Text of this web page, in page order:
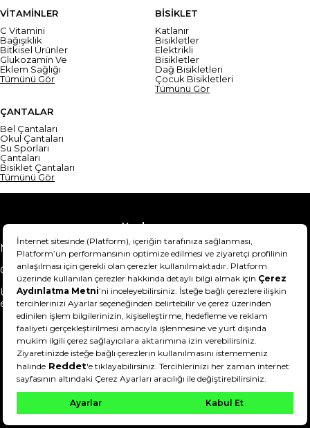
VİTAMİNLER
C Vitamini
Bağışıklık
Bitkisel Ürünler
Glukozamin Ve
Eklem Sağlığı
Tümünü Gör
BİSİKLET
Katlanır
Bisikletler
Elektrikli
Bisikletler
Dağ Bisikletleri
Çocuk Bisikletleri
Tümünü Gör
ÇANTALAR
Bel Çantaları
Okul Çantaları
Su Sporları
Çantaları
Bisiklet Çantaları
Tümünü Gör
Yardım
Mesafeli Satış Sözleşmesi
Teslimat Bilgisi
Gizlilik Sözleşmesi
Şartlar & Koşullar
Ürünümü nasıl iade
edebilirim?
Hakkımızda
DeFactoFIT ©️ 2022-2026. Tüm hakları saklıdır.
21